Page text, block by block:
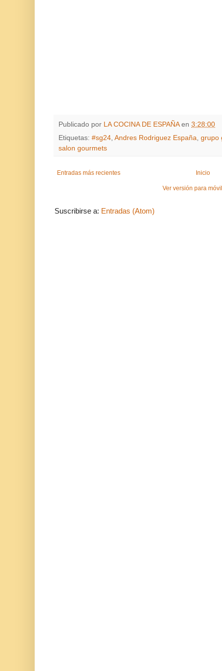
Publicado por LA COCINA DE ESPAÑA en 3:28:00
Etiquetas: #sg24 Andres Rodriguez España grupo
salon gourmets
Entradas más recientes Inicio
Ver versión para
Suscribirse a: Entradas (Atom)